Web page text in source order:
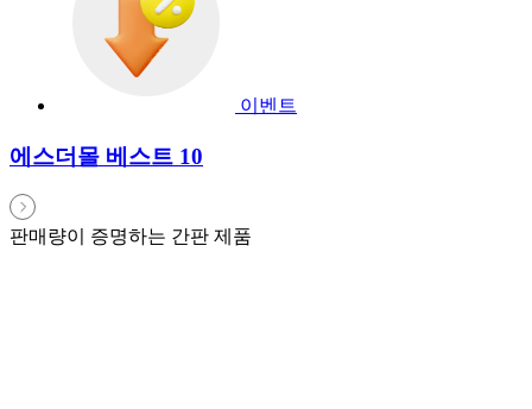
이벤트
에스더몰 베스트 10
판매량이 증명하는 간판 제품